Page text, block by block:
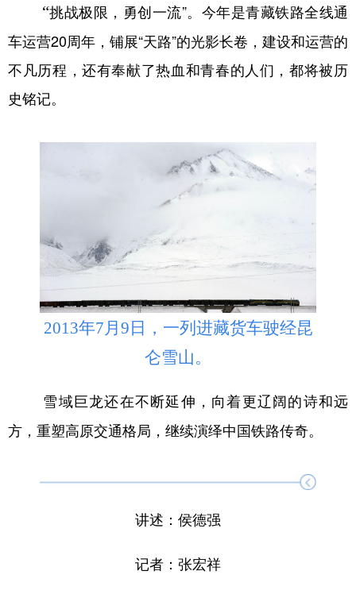
“挑战极限，勇创一流”。今年是青藏铁路全线通
车运营20周年，铺展“天路”的光影长卷，建设和运营的
不凡历程，还有奉献了热血和青春的人们，都将被历
史铭记。
2013年7月9日，一列进藏货车驶经昆
仑雪山。
雪域巨龙还在不断延伸，向着更辽阔的诗和远
方，重塑高原交通格局，继续演绎中国铁路传奇。
讲述：侯德强
记者：张宏祥